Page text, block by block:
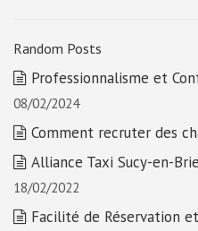
Random Posts
Professionnalisme et
08/02/2024
Comment recruter des
Alliance Taxi Sucy-en-
18/02/2022
Facilité de Réservation